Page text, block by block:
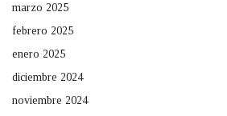
marzo 2025
febrero 2025
enero 2025
diciembre 2024
noviembre 2024